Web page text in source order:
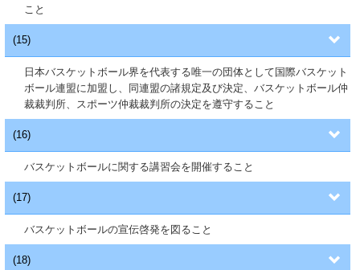
こと
(15)
日本バスケットボール界を代表する唯一の団体として国際バスケット
ボール連盟に加盟し、同連盟の諸規定及び決定、バスケットボール仲
裁裁判所、スポーツ仲裁裁判所の決定を遵守すること
(16)
バスケットボールに関する講習会を開催すること
(17)
バスケットボールの宣伝啓発を図ること
(18)